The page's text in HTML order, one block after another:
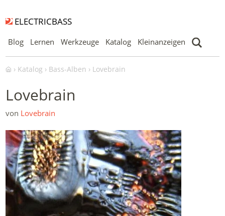
ELECTRICBASS
Blog Lernen Werkzeuge Katalog Kleinanzeigen
Katalog Bass-Alben Lovebrain
Lovebrain
von Lovebrain